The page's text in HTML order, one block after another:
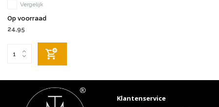
Vergelijk
Op voorraad
24,95
Klantenservice